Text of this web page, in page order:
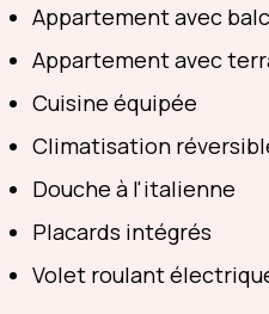
Appartement avec
Appartement avec
Cuisine équipée
Climatisation
Douche à l'italienne
Placards intégrés
Volet roulant